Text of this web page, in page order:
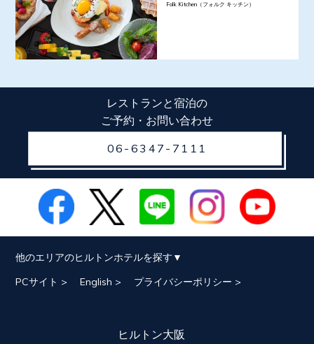
Folk Kitchen（フォルク キッチン）
レストランと宿泊の
ご予約・お問い合わせ
06-6347-7111
他のエリアのヒルトンホテルを探す
PCサイト >
English > プライバシーポリシー >
ヒルトン大阪